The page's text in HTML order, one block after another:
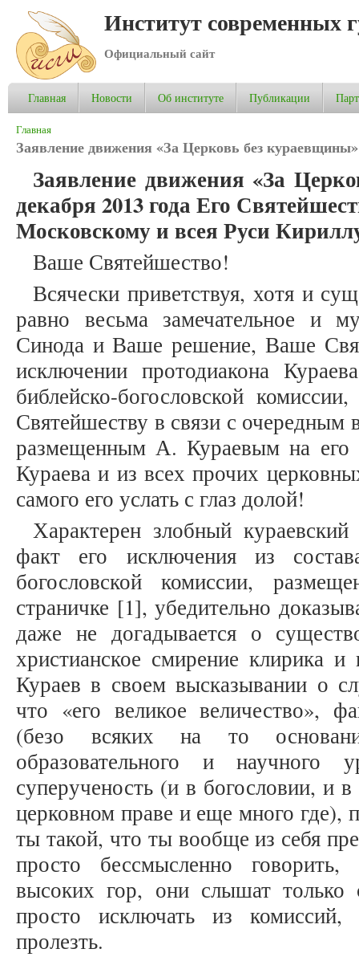
Институт современных
Официальный сайт
Главная Новости Об институте Публикации
Вы здесь
Главная
Заявление движения «За Церковь без кураевщины»
Заявление движения «За
декабря 2013 года Его
Московскому и всея Руси
Ваше Святейшество!
Всячески приветствуя, хотя и
равно весьма замечательное и
Синода и Ваше решение, Ваше
исключении протодиакона
библейско-богословской
Святейшеству в связи с очередным
размещенным А. Кураевым на его
Кураева и из всех прочих
самого его услать с глаз долой!
Характерен злобный
факт его исключения из
богословской комиссии,
страничке [1], убедительно
даже не догадывается о
христианское смирение клирика
Кураев в своем высказывании о
что «его великое величество»,
(безо всяких на то
образовательного и научного
суперученость (и в богословии, и
церковном праве и еще много
ты такой, что ты вообще из себя
просто бессмысленно
высоких гор, они слышат только
просто исключать из
пролезть.